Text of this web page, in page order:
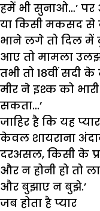
हमें भी सुनाओ…’ पर
या किसी मकसद से
भाने लगे तो दिल में
आए तो मामला
तभी तो 18वीं सदी
मीर ने इश्क को
सकता…’
जाहिर है कि यह
केवल शायराना
दरअसल, किसी के
और न होनी हो तो
और बुझाए न बुझे.’
जब होता है प्यार